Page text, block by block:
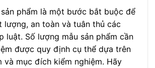
phẩm là một bước bắt buộc để
lượng, an toàn và tuân thủ các
luật. Số lượng mẫu sản phẩm cần
được quy định cụ thể dựa trên
và mục đích kiểm nghiệm. Hãy